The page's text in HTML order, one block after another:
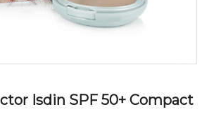
Isdin SPF 50+ Compact